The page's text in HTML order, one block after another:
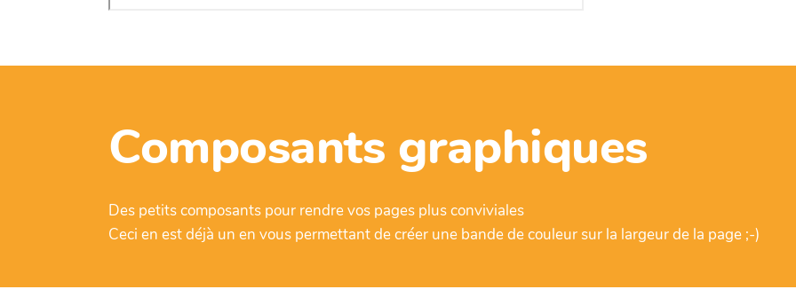
Composants graphiques
Des petits composants pour rendre vos pages plus conviviales
Ceci en est déjà un en vous permettant de créer une bande de couleur sur la largeur de la page ;-)